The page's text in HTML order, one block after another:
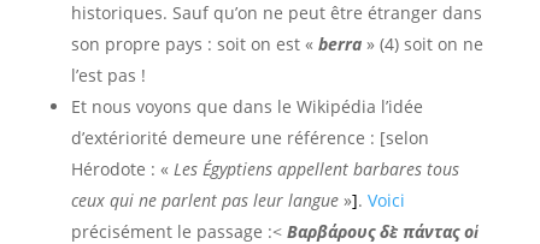
historiques. Sauf qu’on ne peut être étranger dans
son propre pays : soit on est « berra » (4) soit on ne
l’est pas !
Et nous voyons que dans le Wikipédia l’idée
d’extériorité demeure une référence : [selon
Hérodote : « Les Égyptiens appellent barbares tous
ceux qui ne parlent pas leur langue»]. Voici
précisément le passage :< Βαρβάρους δὲ πάντας οἱ